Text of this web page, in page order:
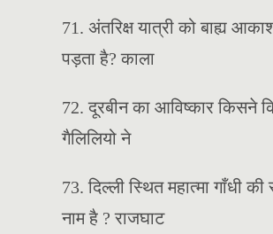
71. अंतरिक्ष यात्री को बाह्य
पड़ता है? काला
72. दूरबीन का आविष्कार किसने
गैलिलियो ने
73. दिल्ली स्थित महात्मा गाँधी की
नाम है ? राजघाट